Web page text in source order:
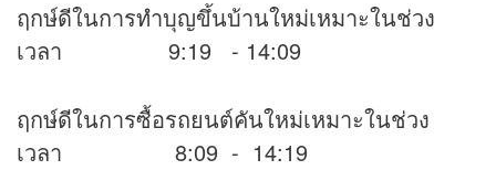
ฤกษ์ดีในการทำบุญขึ้นบ้านใหม่เหมาะในช่วง
เวลา 9:19 - 14:09
ฤกษ์ดีในการซื้อรถยนต์คันใหม่เหมาะในช่วง
เวลา 8:09 - 14:19